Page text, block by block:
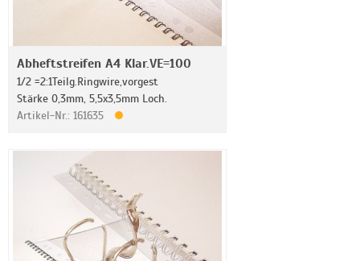
Abheftstreifen A4 Klar.VE=100
1/2 =2:1Teilg.Ringwire,vorgest
Stärke 0,3mm, 5,5x3,5mm Loch.
Artikel-Nr.: 161635